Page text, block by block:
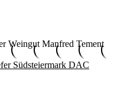
Südsteiermark DAC